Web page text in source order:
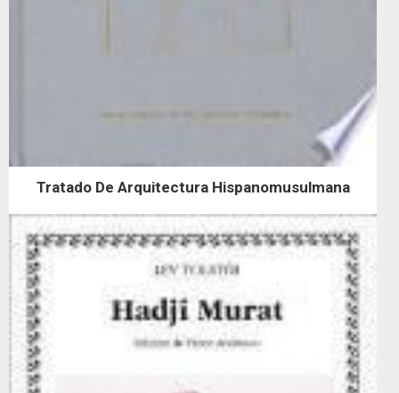
Tratado De Arquitectura Hispanomusulmana